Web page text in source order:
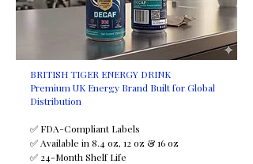
BRITISH TIGER ENERGY DRINK
Premium UK Energy Brand Built for Global
Distribution
✅ FDA-Compliant Labels
✅ Available in 8.4 oz, 12 oz & 16 oz
✅ 24-Month Shelf Life